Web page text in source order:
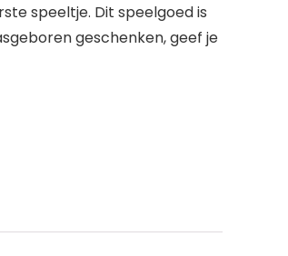
speeltje. Dit speelgoed is
geschenken, geef je